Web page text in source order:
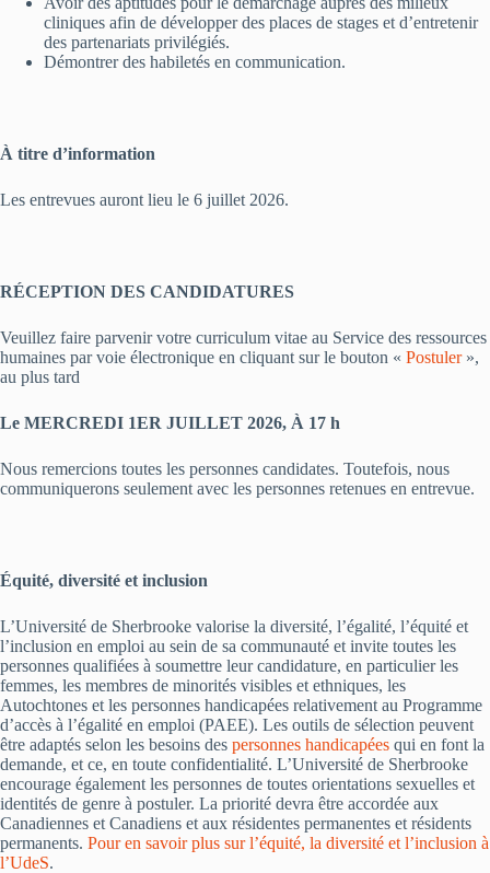
cliniques afin de développer des places de stages et d’entretenir
des partenariats privilégiés.
Démontrer des habiletés en communication.
À titre d’information
Les entrevues auront lieu le 6 juillet 2026.
RÉCEPTION DES CANDIDATURES
Veuillez faire parvenir votre curriculum vitae au Service des ressources
humaines par voie électronique en cliquant sur le bouton « Postuler»,
au plus tard
Le MERCREDI 1ER JUILLET 2026, À 17 h
Nous remercions toutes les personnes candidates. Toutefois, nous
communiquerons seulement avec les personnes retenues en entrevue.
Équité, diversité et inclusion
L’Université de Sherbrooke valorise la diversité, l’égalité, l’équité et
l’inclusion en emploi au sein de sa communauté et invite toutes les
personnes qualifiées à soumettre leur candidature, en particulier les
femmes, les membres de minorités visibles et ethniques, les
Autochtones et les personnes handicapées relativement au Programme
d’accès à l’égalité en emploi (PAEE). Les outils de sélection peuvent
être adaptés selon les besoins des personnes handicapées qui en font la
demande, et ce, en toute confidentialité. L’Université de Sherbrooke
encourage également les personnes de toutes orientations sexuelles et
identités de genre à postuler. La priorité devra être accordée aux
Canadiennes et Canadiens et aux résidentes permanentes et résidents
permanents. Pour en savoir plus sur l’équité, la diversité et l’inclusion à
l’UdeS.